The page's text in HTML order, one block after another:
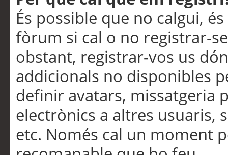
És possible que no calgui,
fòrum si cal o no registrar-
obstant, registrar-vos us
addicionals no disponibles
definir avatars, missatgeria
electrònics a altres usuaris,
etc. Només cal un moment